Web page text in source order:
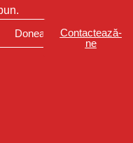
Donează
Contactează-
ne